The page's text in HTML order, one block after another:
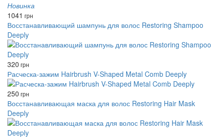
Новинка
1041 грн
Восстанавливающий шампунь для волос Restoring Shampoo
Deeply
320 грн
Расческа-зажим Hairbrush V-Shaped Metal Comb Deeply
250 грн
Восстанавливающая маска для волос Restoring Hair Mask
Deeply